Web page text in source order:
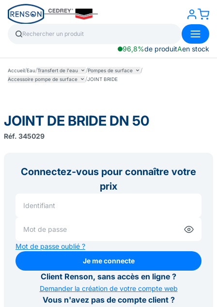
96,8%de produitAen stock
Accueil/Eau/Transfert de l'eau /Pompes de surface /
Accessoire pompe de surface /JOINT BRIDE
JOINT DE BRIDE DN 50
Réf. 345029
Connectez-vous pour connaître votre
prix
Mot de passe oublié ?
Je me connecte
Je me connecte
Client Renson, sans accès en ligne ?
Demander la création de votre compte web
Vous n'avez pas de compte client ?